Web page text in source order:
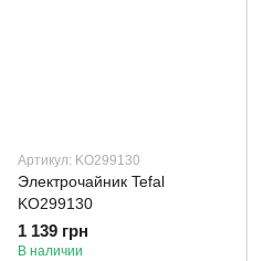
Артикул: KO299130
Электрочайник Tefal
KO299130
1 139 грн
В наличии